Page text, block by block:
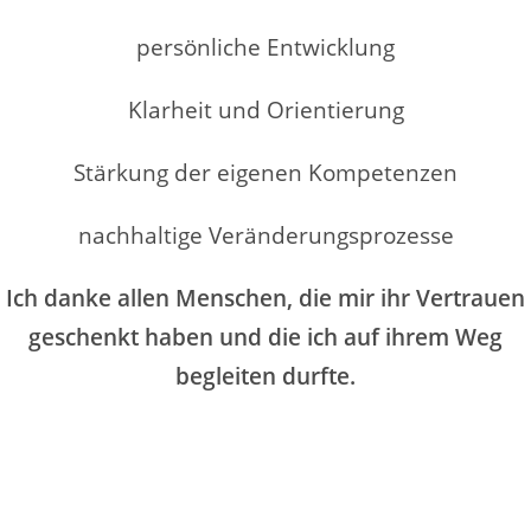
persönliche Entwicklung
Klarheit und Orientierung
Stärkung der eigenen Kompetenzen
nachhaltige Veränderungsprozesse
Ich danke allen Menschen, die mir ihr Vertrauen
geschenkt haben und die ich auf ihrem Weg
begleiten durfte.